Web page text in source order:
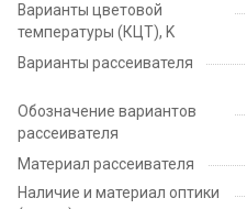
Варианты цветовой
температуры (КЦТ), K
Варианты рассеивателя
Обозначение вариантов
рассеивателя
Материал рассеивателя
Наличие и материал оптики